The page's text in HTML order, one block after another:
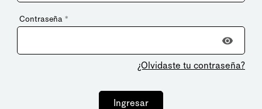
Contraseña *
¿Olvidaste tu contraseña?
Ingresar